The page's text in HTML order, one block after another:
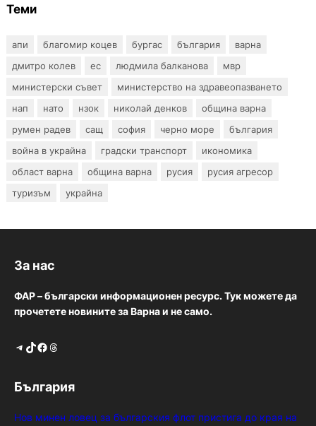
Теми
апи благомир коцев бургас българия
варна
дмитро колев
ес людмила балканова
мвр
министерски съвет
министерство на здравеопазването
нап
нато нзок николай денков
община варна
румен радев
сащ софия черно море
българия
война в украйна
градски транспорт
икономика
област варна
община варна русия
русия агресор
туризъм
украйна
За нас
ФАР – български информационен ресурс. Тук можете да
прочетете новините за Варна и не само.
Telegram TikTok Facebook Threads
България
Нов минен ловец за българския флот пристига до края на